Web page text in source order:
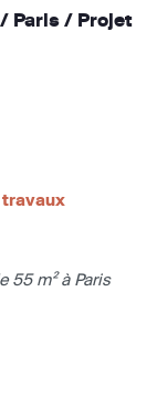
Paris / Projet
travaux
55 m² à Paris